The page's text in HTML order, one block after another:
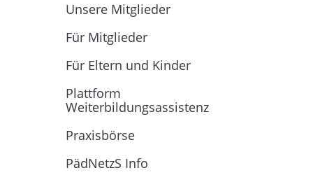
Unsere Mitglieder
Für Mitglieder
Für Eltern und Kinder
Plattform
Weiterbildungsassistenz
Praxisbörse
PädNetzS Info